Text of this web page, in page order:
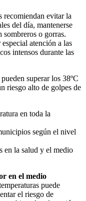
recomiendan evitar la
del día, mantenerse
sombreros o gorras.
atención a las
intensos durante las
superar los 38ºC
riesgo alto de golpes de
en toda la
según el nivel
en la salud y el medio
en el medio
puede
el riesgo de